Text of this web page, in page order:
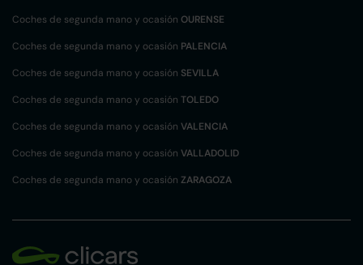
Coches de segunda mano y ocasión OURENSE
Coches de segunda mano y ocasión PALENCIA
Coches de segunda mano y ocasión SEVILLA
Coches de segunda mano y ocasión TOLEDO
Coches de segunda mano y ocasión VALENCIA
Coches de segunda mano y ocasión VALLADOLID
Coches de segunda mano y ocasión ZARAGOZA